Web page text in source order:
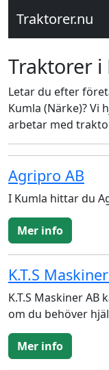
Traktorer.nu
Traktorer i
Letar du efter
Kumla (Närke)?
arbetar med
Agripro AB
I Kumla hittar du
Mer info
K.T.S
K.T.S Maskiner
om du behöver
Mer info